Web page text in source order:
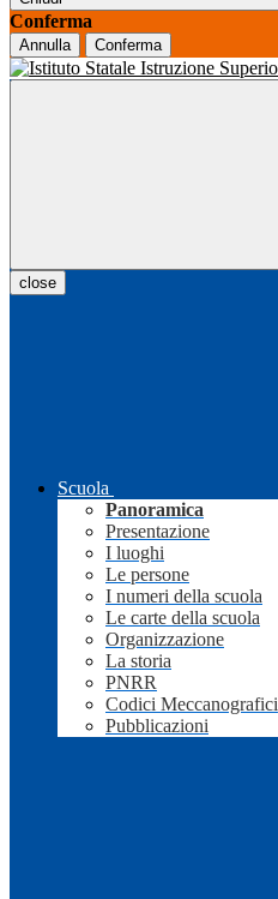
Conferma
Annulla Conferma
close
Scuola
Panoramica
Presentazione
I luoghi
Le persone
I numeri della scuola
Le carte della scuola
Organizzazione
La storia
PNRR
Codici Meccanografici
Pubblicazioni